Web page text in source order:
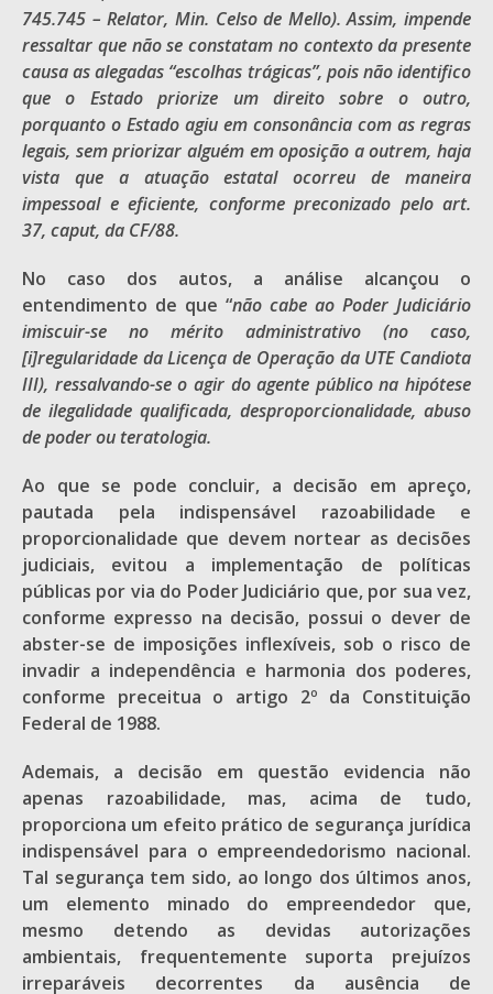
745.745 – Relator, Min. Celso de Mello). Assim, impende
ressaltar que não se constatam no contexto da presente
causa as alegadas “escolhas trágicas”, pois não identifico
que o Estado priorize um direito sobre o outro,
porquanto o Estado agiu em consonância com as regras
legais, sem priorizar alguém em oposição a outrem, haja
vista que a atuação estatal ocorreu de maneira
impessoal e eficiente, conforme preconizado pelo art.
37, caput, da CF/88.
No caso dos autos, a análise alcançou o
entendimento de que “não cabe ao Poder Judiciário
imiscuir-se no mérito administrativo (no caso,
[i]regularidade da Licença de Operação da UTE Candiota
III), ressalvando-se o agir do agente público na hipótese
de ilegalidade qualificada, desproporcionalidade, abuso
de poder ou teratologia.
Ao que se pode concluir, a decisão em apreço,
pautada pela indispensável razoabilidade e
proporcionalidade que devem nortear as decisões
judiciais, evitou a implementação de políticas
públicas por via do Poder Judiciário que, por sua vez,
conforme expresso na decisão, possui o dever de
abster-se de imposições inflexíveis, sob o risco de
invadir a independência e harmonia dos poderes,
conforme preceitua o artigo 2º da Constituição
Federal de 1988.
Ademais, a decisão em questão evidencia não
apenas razoabilidade, mas, acima de tudo,
proporciona um efeito prático de segurança jurídica
indispensável para o empreendedorismo nacional.
Tal segurança tem sido, ao longo dos últimos anos,
um elemento minado do empreendedor que,
mesmo detendo as devidas autorizações
ambientais, frequentemente suporta prejuízos
irreparáveis decorrentes da ausência de